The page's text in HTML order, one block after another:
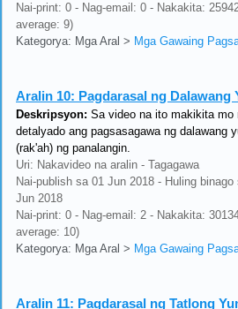
Nai-print: 0 - Nag-email: 0 - Nakakita:
average: 9)
Kategorya: Mga Aral > Mga Gawaing
Aralin 10: Pagdarasal ng Dalawang
Deskripsyon: Sa video na ito makikita mo
detalyado ang pagsasagawa ng dalawang
(rak'ah) ng panalangin.
Uri: Nakavideo na aralin - Tagagawa
Nai-publish sa 01 Jun 2018 - Huling binago
Jun 2018
Nai-print: 0 - Nag-email: 2 - Nakakita:
average: 10)
Kategorya: Mga Aral > Mga Gawaing
Aralin 11: Pagdarasal ng Tatlong